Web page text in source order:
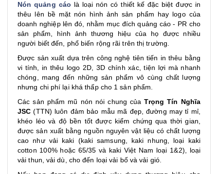
Nón quảng cáo là loại nón có thiết kế đặc biệt được in
thêu lên bề mặt nón hình ảnh sản phẩm hay logo của
doanh nghiệp lên đó, nhằm mục đích quảng cáo - PR cho
sản phẩm, hình ảnh thương hiệu của họ được nhiều
người biết đến, phổ biến rộng rãi trên thị trường.
Được sản xuất dựa trên công nghệ tiên tiến in thêu bằng
vi tính, in thêu logo 2D, 3D chính xác, tiện lợi mà nhanh
chóng, mang đến những sản phẩm vô cùng chất lượng
nhưng chi phí lại khá thấp cho 1 sản phẩm.
Các sản phẩm mũ nón nói chung củaTrọng Tín Nghĩa
JSC (TTN) luôn đảm bảo mẫu mã đẹp, đường may tỉ mỉ,
khéo léo và độ bền tốt được kiểm chứng qua thời gian,
được sản xuất bằng nguồn nguyên vật liệu có chất lượng
cao như vải kaki (kaki samsung, kaki nhung, loại kaki
cotton 100% hoặc 65/35 và kaki Việt Nam loại 1&2), loại
vải thun, vải dù, cho đến loại vải bố và vải gió.